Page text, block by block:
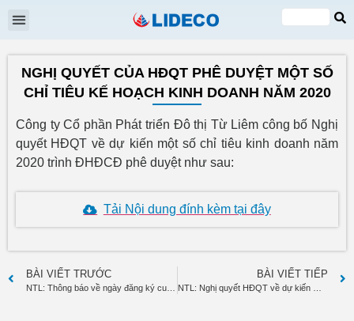
VI
EN
NGHỊ QUYẾT CỦA HĐQT PHÊ DUYỆT MỘT SỐ
CHỈ TIÊU KẾ HOẠCH KINH DOANH NĂM 2020
Công ty Cổ phần Phát triển Đô thị Từ Liêm công bố Nghị
quyết HĐQT về dự kiến một số chỉ tiêu kinh doanh năm
2020 trình ĐHĐCĐ phê duyệt như sau:
Tải Nội dung đính kèm tại đây
BÀI VIẾT TRƯỚC BÀI VIẾT TIẾP